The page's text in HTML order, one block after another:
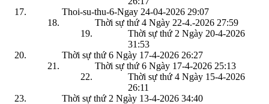
Thoi-su-thu-6-Ngay 24-04-2026 29:07
Thời sự thứ 4 Ngày 22-4.-2026 27:59
Thời sự thứ 2 Ngày 20-4-2026
31:53
Thời sự thứ 6 Ngày 17-4-2026 26:27
Thời sự thứ 6 Ngày 17-4-2026 25:13
Thời sự thứ 4 Ngày 15-4-2026
26:11
Thời sự thứ 2 Ngày 13-4-2026 34:40